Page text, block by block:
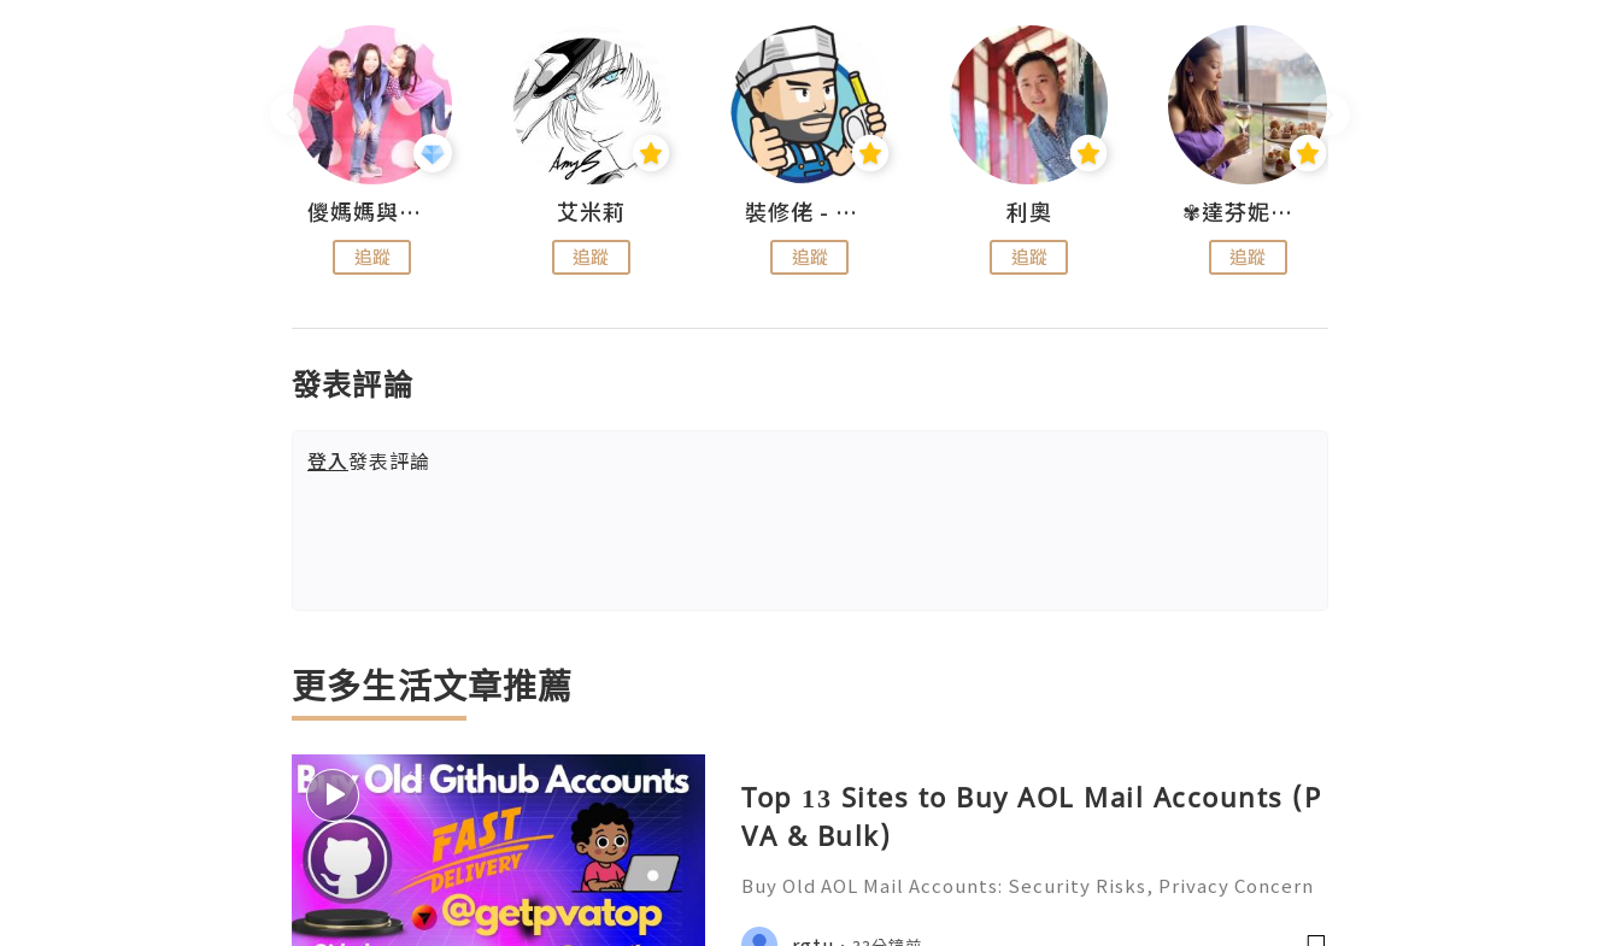
儍媽媽與兩隻小魔怪之家
追蹤
艾米莉
追蹤
裝修佬 - 香港一站式網上裝修平台
追蹤
利奧
追蹤
✾達芬妮•愛孩子•愛生活✾
追蹤
發表評論
登入發表評論
更多生活文章推薦
Top 13 Sites to Buy AOL Mail Accounts (P
VA & Bulk)
Buy Old AOL Mail Accounts: Security Risks, Privacy Concern
2026 🚪🚀💬📞📩 We’re always ready to help you 24/7! 😊💯🔥